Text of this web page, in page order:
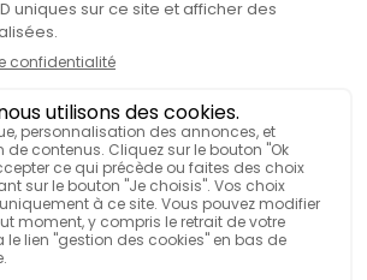
Scatola